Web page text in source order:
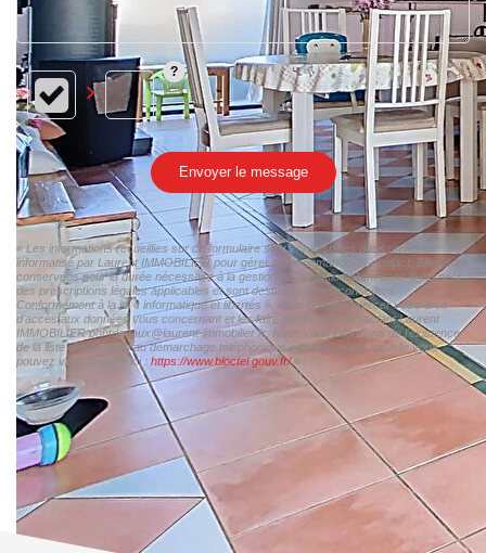
Envoyer le message
« Les informations recueillies sur ce formulaire sont enregistrées dans un fichier
informatisé par Laurent IMMOBILIER pour gérer votre demande de contact. Elles sont
conservées pour la durée nécessaire à la gestion de la relation client dans le respect
des prescriptions légales applicables et sont destinées à nos conseillers
Conformément à la loi « informatique et libertés », vous pouvez exercer votre droit
d'accès aux données vous concernant et les faire rectifier en contactant Laurent
IMMOBILIER pontdevaux@laurent-immobilier.fr. Nous vous informons de l'existence
de la liste d'opposition au démarchage téléphonique « Bloctel », sur laquelle vous
pouvez vous inscrire ici : https://www.bloctel.gouv.fr/»